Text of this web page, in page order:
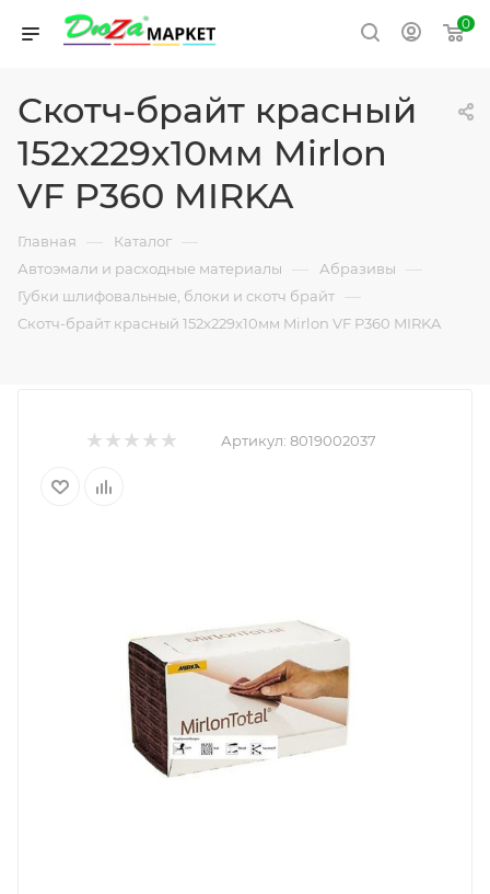
0
Скотч-брайт красный
152x229x10мм Mirlon
VF P360 MIRKA
Главная — Каталог —
Автоэмали и расходные материалы — Абразивы —
Губки шлифовальные, блоки и скотч брайт —
Скотч-брайт красный 152x229x10мм Mirlon VF P360 MIRKA
Артикул: 8019002037